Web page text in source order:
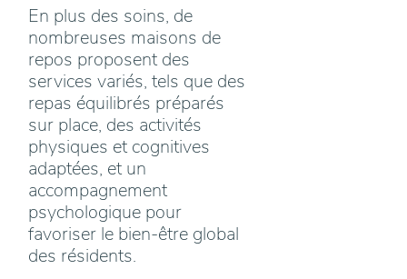
En plus des soins, de
nombreuses maisons de
repos proposent des
services variés, tels que des
repas équilibrés préparés
sur place, des activités
physiques et cognitives
adaptées, et un
accompagnement
psychologique pour
favoriser le bien-être global
des résidents.